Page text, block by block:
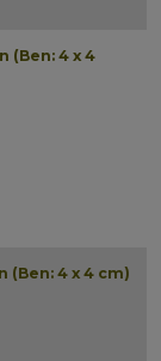
(Ben: 4 x 4
(Ben: 4 x 4 cm)